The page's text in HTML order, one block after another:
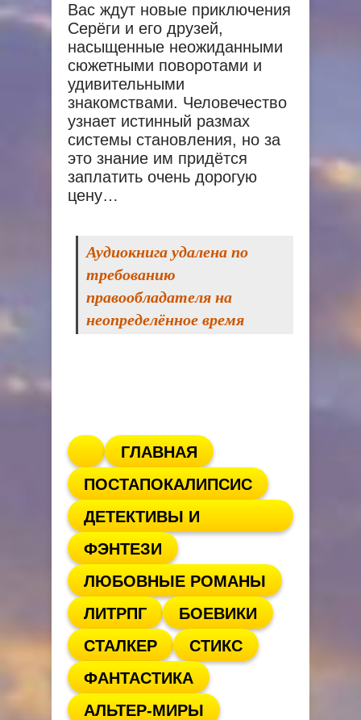
Вас ждут новые приключения
Серёги и его друзей,
насыщенные неожиданными
сюжетными поворотами и
удивительными
знакомствами. Человечество
узнает истинный размах
системы становления, но за
это знание им придётся
заплатить очень дорогую
цену…
Аудиокнига удалена по
требованию
правообладателя на
неопределённое время
ГЛАВНАЯ
ПОСТАПОКАЛИПСИС
ДЕТЕКТИВЫ И
ТРИЛЛЕРЫ
ФЭНТЕЗИ
ЛЮБОВНЫЕ РОМАНЫ
ЛИТРПГ
БОЕВИКИ
СТАЛКЕР
СТИКС
ФАНТАСТИКА
АЛЬТЕР-МИРЫ